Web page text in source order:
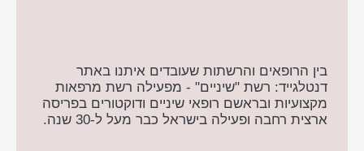
בין הרופאים והרשתות שעובדים איתנו באתר
דנטלגייד: רשת "שיניים" - מפעילה רשת מרפאות
מקצועיות ובראשם רופאי שיניים ודוקטורים בפריסה
ארצית רחבה ופעילה בישראל כבר מעל ל-30 שנה.